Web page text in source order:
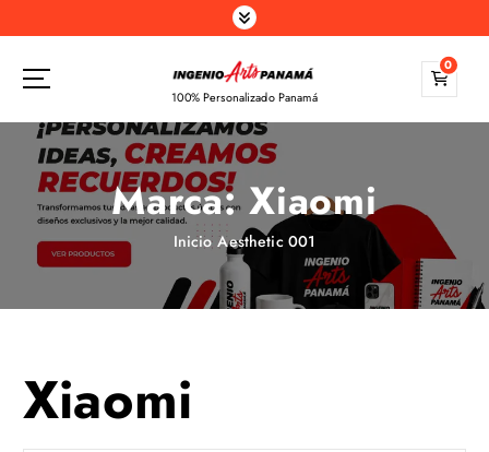
a
e
100% Personalizado Panamá
0
Marca:Xiaomi
Inicio Aesthetic 001
Xiaomi